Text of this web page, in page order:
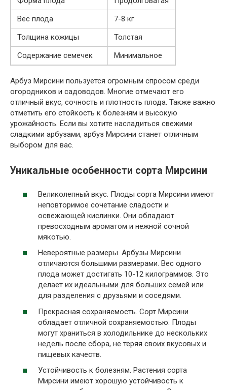
Вес плода
7-8 кг
Толщина кожицы
Толстая
Содержание семечек
Минимальное
Арбуз Мирсини пользуется огромным спросом среди
огородников и садоводов. Многие отмечают его
отличный вкус, сочность и плотность плода. Также важно
отметить его стойкость к болезням и высокую
урожайность. Если вы хотите насладиться свежими
сладкими арбузами, арбуз Мирсини станет отличным
выбором для вас.
Уникальные особенности сорта Мирсини
Великолепный вкус. Плоды сорта Мирсини имеют
неповторимое сочетание сладости и
освежающей кислинки. Они обладают
превосходным ароматом и нежной сочной
мякотью.
Невероятные размеры. Арбузы Мирсини
отличаются большими размерами. Вес одного
плода может достигать 10-12 килограммов. Это
делает их идеальными для больших семей или
для разделения с друзьями и соседями.
Прекрасная сохраняемость. Сорт Мирсини
обладает отличной сохраняемостью. Плоды
могут храниться в холодильнике до нескольких
недель после сбора, не теряя своих вкусовых и
пищевых качеств.
Устойчивость к болезням. Растения сорта
Мирсини имеют хорошую устойчивость к